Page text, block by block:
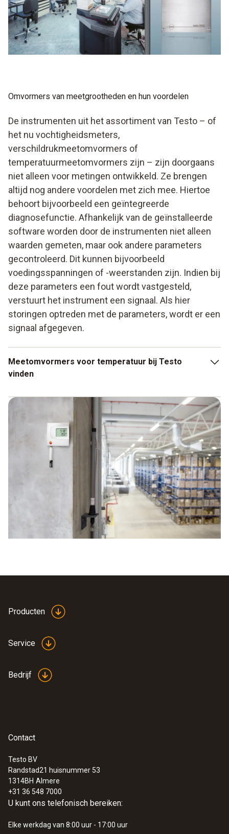
Omvormers van meetgrootheden en hun voordelen
De instrumenten uit het assortiment van Testo – of
het nu vochtigheidsmeters,
verschildrukmeetomvormers of
temperatuurmeetomvormers zijn – zijn doorgaans
niet alleen voor metingen ontwikkeld. Ze brengen
altijd nog andere voordelen met zich mee. Hiertoe
behoort bijvoorbeeld een geïntegreerde
diagnosefunctie. Afhankelijk van de geïnstalleerde
software worden door de instrumenten niet alleen
waarden gemeten, maar ook andere parameters
gecontroleerd. Dit kunnen bijvoorbeeld
voedingsspanningen of -weerstanden zijn. Indien bij
deze parameters een fout wordt vastgesteld,
verstuurt het instrument een signaal. Als hier
storingen optreden met de parameters, wordt er een
signaal afgegeven.
Meetomvormers voor temperatuur bij Testo
vinden
Bent u op zoek naar een hoogwaardige
temperatuurmeetomvormer en wilt u bij dit instrument geen
concessies doen? Hiervoor hebben wij een aanbod van
verschillende modellen samengesteld, waarop u kunt
teruggrijpen. Zo vindt bij Testo heel klassieke
temperatuuromvormers die voor de overdracht van
temperatuurgegevens dienen. Maar u kunt ook kiezen voor
een gecombineerde temperatuur- en
vochtigheidsmeetomvormer. De combinatie van deze
meetinstrumenten kan u hoge kosten besparen en biedt u
een eenvoudige bediening. In de productie- en
procestechniek kunt u de temperatuur- en
temperatuur- en vochtigheidsmeetomvormer gebruiken
Producten
Service
Bedrijf
Contact
Testo BV
Randstad21 huisnummer 53
1314BH Almere
+31 36 548 7000
U kunt ons telefonisch bereiken:
Elke werkdag van 8:00 uur - 17:00 uur